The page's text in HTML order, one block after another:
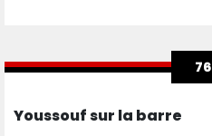
76
Youssouf sur la barre